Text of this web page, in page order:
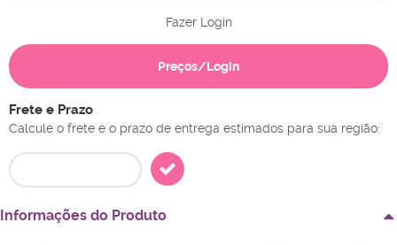
Fazer Login
Preços/Login
Frete e Prazo
Calcule o frete e o prazo de entrega estimados para sua região:
Informações do Produto